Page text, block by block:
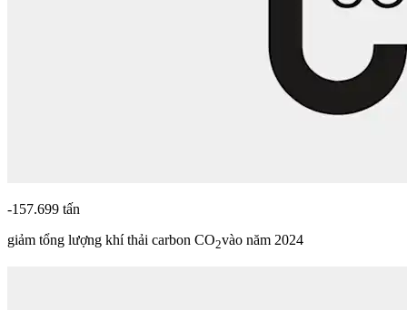
-157.699 tấn
giảm tổng lượng khí thải carbon CO2vào năm 2024